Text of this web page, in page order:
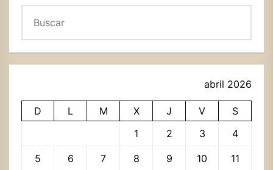
abril 2026
D L M X J V
S
1
2 3 4
5 6 7 8 9 10 11